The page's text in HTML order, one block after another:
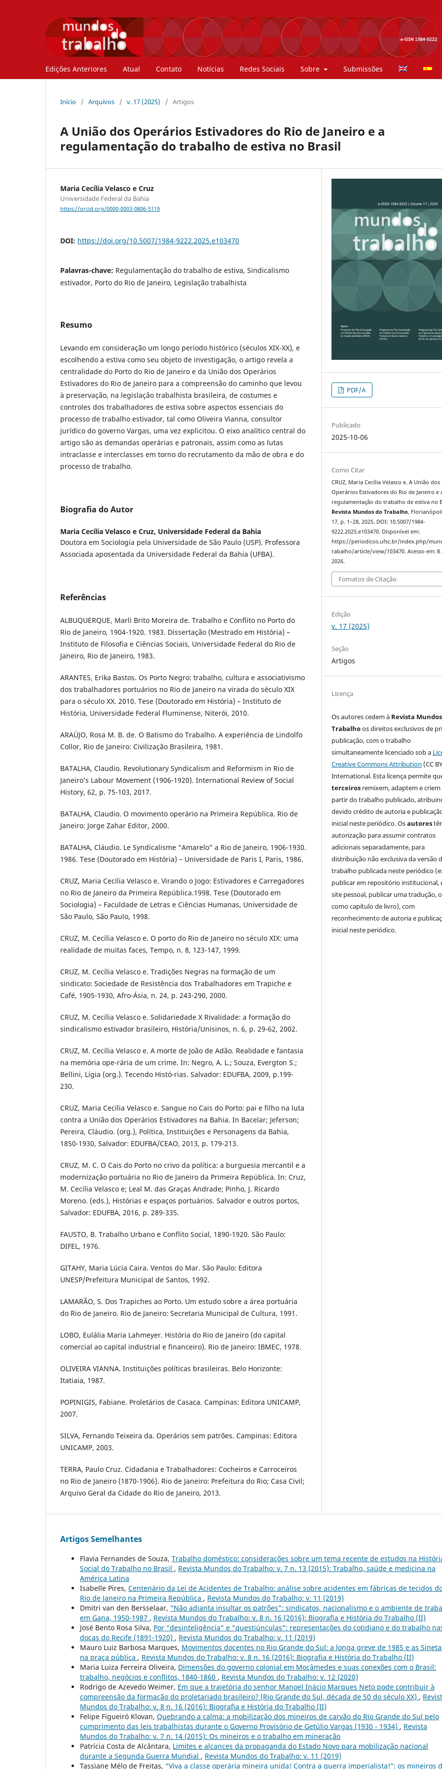
Edições Anteriores Atual Contato Notícias Redes Sociais Sobre Submissões
Início / Arquivos / v. 17 (2025) / Artigos
A União dos Operários Estivadores do Rio de Janeiro e a
regulamentação do trabalho de estiva no Brasil
Maria Cecília Velasco e Cruz
Universidade Federal da Bahia
https://orcid.org/0000-0003-0806-5119
DOI: https://doi.org/10.5007/1984-9222.2025.e103470
Palavras-chave: Regulamentação do trabalho de estiva, Sindicalismo
estivador, Porto do Rio de Janeiro, Legislação trabalhista
Resumo
Levando em consideração um longo período histórico (séculos XIX-XX), e
escolhendo a estiva como seu objeto de investigação, o artigo revela a
centralidade do Porto do Rio de Janeiro e da União dos Operários
Estivadores do Rio de Janeiro para a compreensão do caminho que levou
à preservação, na legislação trabalhista brasileira, de costumes e
controles dos trabalhadores de estiva sobre aspectos essenciais do
processo de trabalho estivador, tal como Oliveira Vianna, consultor
jurídico do governo Vargas, uma vez explicitou. O eixo analítico central do
artigo são as demandas operárias e patronais, assim como as lutas
intraclasse e interclasses em torno do recrutamento da mão de obra e do
processo de trabalho.
Biografia do Autor
Maria Cecília Velasco e Cruz, Universidade Federal da Bahia
Doutora em Sociologia pela Universidade de São Paulo (USP). Professora
Associada aposentada da Universidade Federal da Bahia (UFBA).
Referências
ALBUQUERQUE, Marli Brito Moreira de. Trabalho e Conflito no Porto do
Rio de Janeiro, 1904-1920. 1983. Dissertação (Mestrado em História) –
Instituto de Filosofia e Ciências Sociais, Universidade Federal do Rio de
Janeiro, Rio de Janeiro, 1983.
ARANTES, Erika Bastos. Os Porto Negro: trabalho, cultura e associativismo
dos trabalhadores portuários no Rio de Janeiro na virada do século XIX
para o século XX. 2010. Tese (Doutorado em História) – Instituto de
História, Universidade Federal Fluminense, Niterói, 2010.
ARAÚJO, Rosa M. B. de. O Batismo do Trabalho. A experiência de Lindolfo
Collor, Rio de Janeiro: Civilização Brasileira, 1981.
BATALHA, Claudio. Revolutionary Syndicalism and Reformism in Rio de
Janeiro’s Labour Movement (1906-1920). International Review of Social
History, 62, p. 75-103, 2017.
BATALHA, Claudio. O movimento operário na Primeira República. Rio de
Janeiro: Jorge Zahar Editor, 2000.
BATALHA, Cláudio. Le Syndicalisme “Amarelo” a Rio de Janeiro, 1906-1930.
1986. Tese (Doutorado em História) – Universidade de Paris I, Paris, 1986.
CRUZ, Maria Cecília Velasco e. Virando o Jogo: Estivadores e Carregadores
no Rio de Janeiro da Primeira República.1998. Tese (Doutorado em
Sociologia) – Faculdade de Letras e Ciências Humanas, Universidade de
São Paulo, São Paulo, 1998.
CRUZ, M. Cecília Velasco e. O porto do Rio de Janeiro no século XIX: uma
realidade de muitas faces, Tempo, n. 8, 123-147, 1999.
CRUZ, M. Cecília Velasco e. Tradições Negras na formação de um
sindicato: Sociedade de Resistência dos Trabalhadores em Trapiche e
Café, 1905-1930, Afro-Ásia, n. 24, p. 243-290, 2000.
CRUZ, M. Cecília Velasco e. Solidariedade X Rivalidade: a formação do
sindicalismo estivador brasileiro, História/Unisinos, n. 6, p. 29-62, 2002.
CRUZ, M. Cecília Velasco e. A morte de João de Adão. Realidade e fantasia
na memória ope-rária de um crime. In: Negro, A. L.; Souza, Evergton S.;
Bellini, Lígia (org.). Tecendo Histó-rias. Salvador: EDUFBA, 2009, p.199-
230.
CRUZ, Maria Cecília Velasco e. Sangue no Cais do Porto: pai e filho na luta
contra a União dos Operários Estivadores na Bahia. In Bacelar; Jeferson;
Pereira, Cláudio. (org.), Política, Instituições e Personagens da Bahia,
1850-1930, Salvador: EDUFBA/CEAO, 2013, p. 179-213.
CRUZ, M. C. O Cais do Porto no crivo da política: a burguesia mercantil e a
modernização portuária no Rio de Janeiro da Primeira República. In: Cruz,
M. Cecília Velasco e; Leal M. das Graças Andrade; Pinho, J. Ricardo
Moreno. (eds.), Histórias e espaços portuários. Salvador e outros portos,
Salvador: EDUFBA, 2016, p. 289-335.
FAUSTO, B. Trabalho Urbano e Conflito Social, 1890-1920. São Paulo:
DIFEL, 1976.
GITAHY, Maria Lúcia Caira. Ventos do Mar. São Paulo: Editora
UNESP/Prefeitura Municipal de Santos, 1992.
LAMARÃO, S. Dos Trapiches ao Porto. Um estudo sobre a área portuária
do Rio de Janeiro. Rio de Janeiro: Secretaria Municipal de Cultura, 1991.
LOBO, Eulália Maria Lahmeyer. História do Rio de Janeiro (do capital
comercial ao capital industrial e financeiro). Rio de Janeiro: IBMEC, 1978.
OLIVEIRA VIANNA. Instituições políticas brasileiras. Belo Horizonte:
Itatiaia, 1987.
POPINIGIS, Fabiane. Proletários de Casaca. Campinas: Editora UNICAMP,
2007.
SILVA, Fernando Teixeira da. Operários sem patrões. Campinas: Editora
UNICAMP, 2003.
TERRA, Paulo Cruz. Cidadania e Trabalhadores: Cocheiros e Carroceiros
no Rio de Janeiro (1870-1906). Rio de Janeiro: Prefeitura do Rio; Casa Civil;
Arquivo Geral da Cidade do Rio de Janeiro, 2013.
PDF/A
Publicado
2025-10-06
Como Citar
CRUZ, Maria Cecília Velasco e. A União dos
Operários Estivadores do Rio de Janeiro e
regulamentação do trabalho de estiva no
Revista Mundos do Trabalho,
17, p. 1–28, 2025. DOI: 10.5007/1984-
9222.2025.e103470. Disponível em:
https://periodicos.ufsc.br/index.php/
rabalho/article/view/103470. Acesso em: 8
2026.
Fomatos de Citação
Edição
v. 17 (2025)
Seção
Artigos
Licença
Os autores cedem à Revista
Trabalhoos direitos exclusivos de
publicação, com o trabalho
simultaneamente licenciado sob a
Creative Commons Attribution (CC
International. Esta licença permite
terceiros remixem, adaptem e criem
partir do trabalho publicado,
devido crédito de autoria e
inicial neste periódico. Osautores
autorização para assumir contratos
adicionais separadamente, para
distribuição não exclusiva da versão
trabalho publicada neste periódico
publicar em repositório institucional,
site pessoal, publicar uma tradução,
como capítulo de livro), com
reconhecimento de autoria e
inicial neste periódico.
Artigos Semelhantes
Flavia Fernandes de Souza, Trabalho doméstico: considerações sobre um tema recente de estudos na
Social do Trabalho no Brasil , Revista Mundos do Trabalho: v. 7 n. 13 (2015): Trabalho, saúde e medicina na
América Latina
Isabelle Pires, Centenário da Lei de Acidentes de Trabalho: análise sobre acidentes em fábricas de tecidos
Rio de Janeiro na Primeira República , Revista Mundos do Trabalho: v. 11 (2019)
Dmitri van den Bersselaar, "Não adianta insultar os patrões": sindicatos, nacionalismo e o ambiente de
em Gana, 1950-1987 , Revista Mundos do Trabalho: v. 8 n. 16 (2016): Biografia e História do Trabalho (II)
José Bento Rosa Silva, Por “desinteligência” e "questiúnculas": representações do cotidiano e do trabalho
docas do Recife (1891-1920) , Revista Mundos do Trabalho: v. 11 (2019)
Mauro Luiz Barbosa Marques, Movimentos docentes no Rio Grande do Sul: a longa greve de 1985 e as
na praça pública , Revista Mundos do Trabalho: v. 8 n. 16 (2016): Biografia e História do Trabalho (II)
Maria Luiza Ferreira Oliveira, Dimensões do governo colonial em Moçâmedes e suas conexões com o Brasil:
trabalho, negócios e conflitos, 1840-1860 , Revista Mundos do Trabalho: v. 12 (2020)
Rodrigo de Azevedo Weimer, Em que a trajetória do senhor Manoel Inácio Marques Neto pode contribuir à
compreensão da formação do proletariado brasileiro? (Rio Grande do Sul, década de 50 do século XX) ,
Mundos do Trabalho: v. 8 n. 16 (2016): Biografia e História do Trabalho (II)
Felipe Figueiró Klovan, Quebrando a calma: a mobilização dos mineiros de carvão do Rio Grande do Sul pelo
cumprimento das leis trabalhistas durante o Governo Provisório de Getúlio Vargas (1930 - 1934) , Revista
Mundos do Trabalho: v. 7 n. 14 (2015): Os mineiros e o trabalho em mineração
Patrícia Costa de Alcântara, Limites e alcances da propaganda do Estado Novo para mobilização nacional
durante a Segunda Guerra Mundial , Revista Mundos do Trabalho: v. 11 (2019)
Tassiane Mélo de Freitas, “Viva a classe operária mineira unida! Contra a guerra imperialista!”: os mineiros